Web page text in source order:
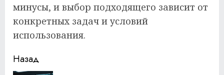
минусы, и выбор подходящего зависит от
конкретных задач и условий
использования.
Продолжить
Назад